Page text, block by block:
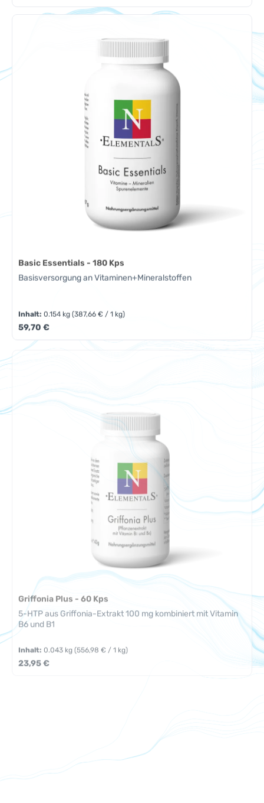
Basic Essentials - 180 Kps
Basisversorgung an Vitaminen+Mineralstoffen
Inhalt:0.154 kg(387,66 € / 1 kg)
Regulärer Preis:
59,70 €
Griffonia Plus - 60 Kps
5-HTP aus Griffonia-Extrakt 100 mg kombiniert mit Vitamin
B6 und B1
Regulärer Preis:
23,95 €